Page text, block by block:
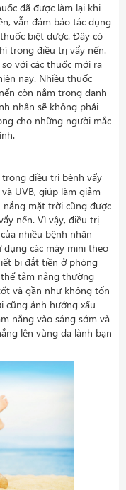
đã được làm lại khi
vẫn đảm bảo tác dụng
biệt dược. Đây có
trong điều trị vẩy nến.
với các thuốc mới ra
nay. Nhiều thuốc
còn nằm trong danh
nhân sẽ không phải
cho những người mắc
điều trị bệnh vẩy
UVB, giúp làm giảm
nắng mặt trời cũng được
nến. Vì vậy, điều trị
nhiều bệnh nhân
dụng các máy mini theo
bị đắt tiền ở phòng
tắm nắng thường
và gần như không tốn
cũng ảnh hưởng xấu
nắng vào sáng sớm và
lên vùng da lành bạn